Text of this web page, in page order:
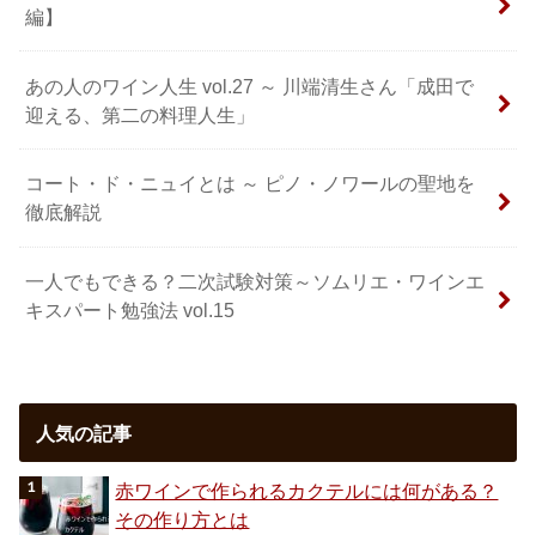
編】
あの人のワイン人生 vol.27 ～ 川端清生さん「成田で
迎える、第二の料理人生」
コート・ド・ニュイとは ～ ピノ・ノワールの聖地を
徹底解説
一人でもできる？二次試験対策～ソムリエ・ワインエ
キスパート勉強法 vol.15
人気の記事
赤ワインで作られるカクテルには何がある？
その作り方とは